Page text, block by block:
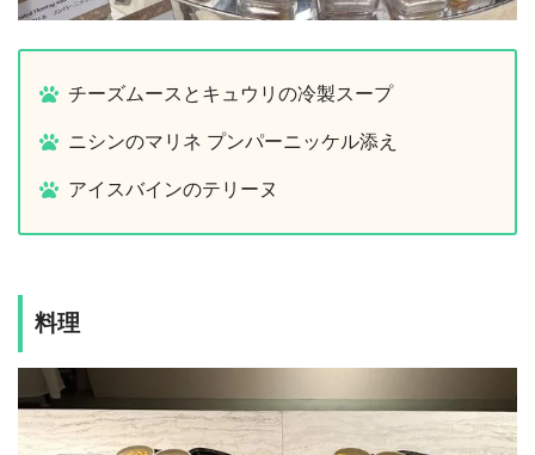
チーズムースとキュウリの冷製スープ
ニシンのマリネ プンパーニッケル添え
アイスバインのテリーヌ
料理